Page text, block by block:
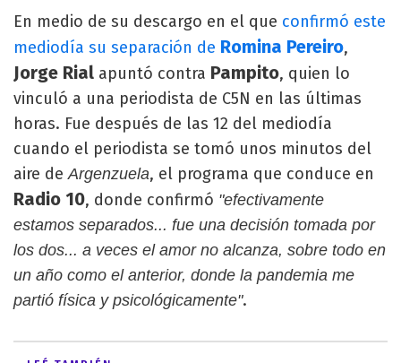
En medio de su descargo en el que confirmó este
mediodía su separación de Romina Pereiro,
Jorge Rial apuntó contra Pampito, quien lo
vinculó a una periodista de C5N en las últimas
horas. Fue después de las 12 del mediodía
cuando el periodista se tomó unos minutos del
aire deArgenzuela, el programa que conduce en
Radio 10, donde confirmó "efectivamente
estamos separados... fue una decisión tomada por
los dos... a veces el amor no alcanza, sobre todo en
un año como el anterior, donde la pandemia me
partió física y psicológicamente".